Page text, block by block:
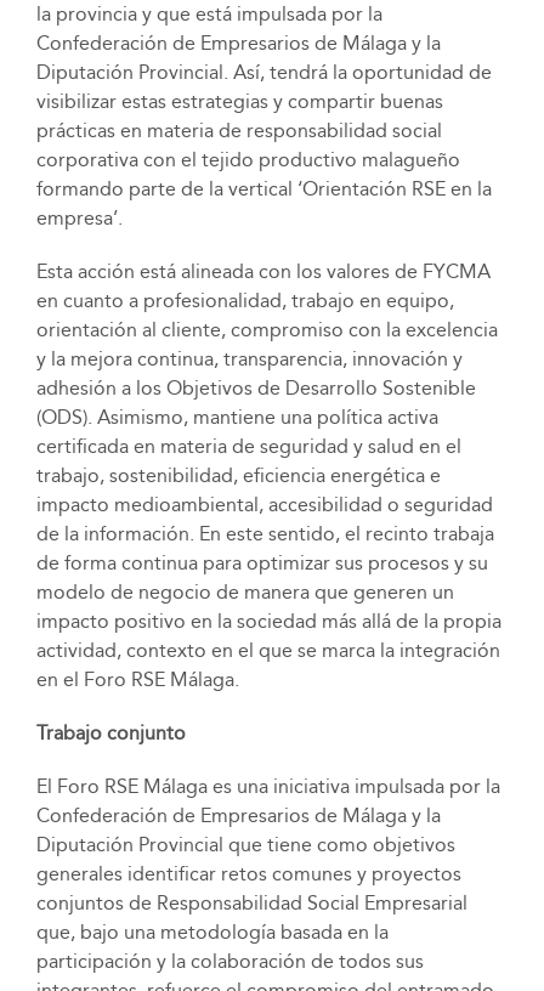
la provincia y que está impulsada por la
Confederación de Empresarios de Málaga y la
Diputación Provincial. Así, tendrá la oportunidad de
visibilizar estas estrategias y compartir buenas
prácticas en materia de responsabilidad social
corporativa con el tejido productivo malagueño
formando parte de la vertical ‘Orientación RSE en la
empresa’.
Esta acción está alineada con los valores de FYCMA
en cuanto a profesionalidad, trabajo en equipo,
orientación al cliente, compromiso con la excelencia
y la mejora continua, transparencia, innovación y
adhesión a los Objetivos de Desarrollo Sostenible
(ODS). Asimismo, mantiene una política activa
certificada en materia de seguridad y salud en el
trabajo, sostenibilidad, eficiencia energética e
impacto medioambiental, accesibilidad o seguridad
de la información. En este sentido, el recinto trabaja
de forma continua para optimizar sus procesos y su
modelo de negocio de manera que generen un
impacto positivo en la sociedad más allá de la propia
actividad, contexto en el que se marca la integración
en el Foro RSE Málaga.
Trabajo conjunto
El Foro RSE Málaga es una iniciativa impulsada por la
Confederación de Empresarios de Málaga y la
Diputación Provincial que tiene como objetivos
generales identificar retos comunes y proyectos
conjuntos de Responsabilidad Social Empresarial
que, bajo una metodología basada en la
participación y la colaboración de todos sus